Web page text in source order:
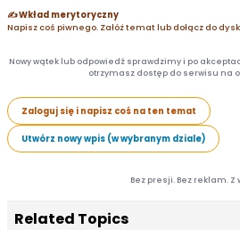
✍️ Wkład merytoryczny
Napisz coś piwnego. Załóż temat lub dołącz do
Nowy wątek lub odpowiedź sprawdzimy i po
otrzymasz dostęp do serwisu na
Zaloguj się i napisz coś na ten temat
Utwórz nowy wpis (w wybranym dziale)
Bez presji. Bez reklam. Z
Related Topics